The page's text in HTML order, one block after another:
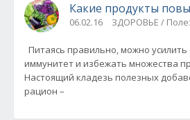
Какие продукты
06.02.16 ЗДОРОВЬЕ /
Питаясь правильно, можно
иммунитет и избежать множества
Настоящий кладезь полезных
рацион –